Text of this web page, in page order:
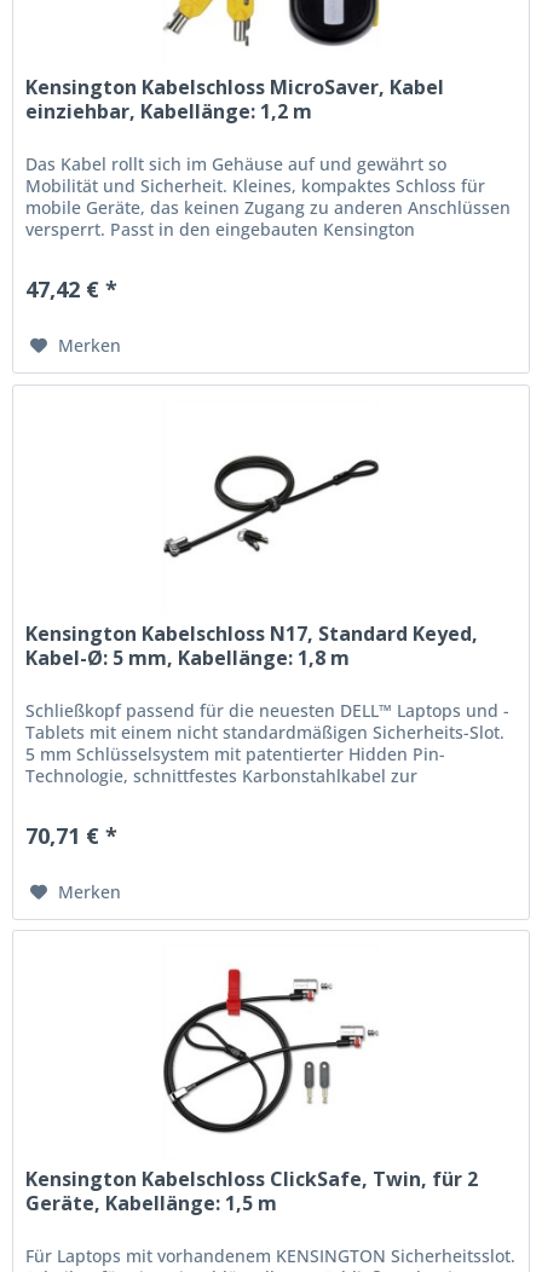
Kensington Kabelschloss MicroSaver, Kabel
einziehbar, Kabellänge: 1,2 m
Das Kabel rollt sich im Gehäuse auf und gewährt so
Mobilität und Sicherheit. Kleines, kompaktes Schloss für
mobile Geräte, das keinen Zugang zu anderen Anschlüssen
versperrt. Passt in den eingebauten Kensington
47,42 € *
Merken
Kensington Kabelschloss N17, Standard Keyed,
Kabel-Ø: 5 mm, Kabellänge: 1,8 m
Schließkopf passend für die neuesten DELL™ Laptops und -
Tablets mit einem nicht standardmäßigen Sicherheits-Slot.
5 mm Schlüsselsystem mit patentierter Hidden Pin-
Technologie, schnittfestes Karbonstahlkabel zur
70,71 € *
Merken
Kensington Kabelschloss ClickSafe, Twin, für 2
Geräte, Kabellänge: 1,5 m
Für Laptops mit vorhandenem KENSINGTON Sicherheitsslot.